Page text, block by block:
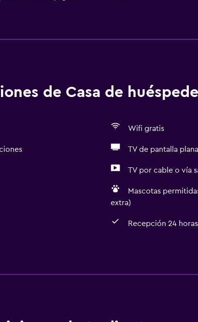
de Casa de
Wifi gratis
TV de pantalla plana
TV por cable o vía
Mascotas
extra)
Recepción 24 horas
Habitaciones familiares